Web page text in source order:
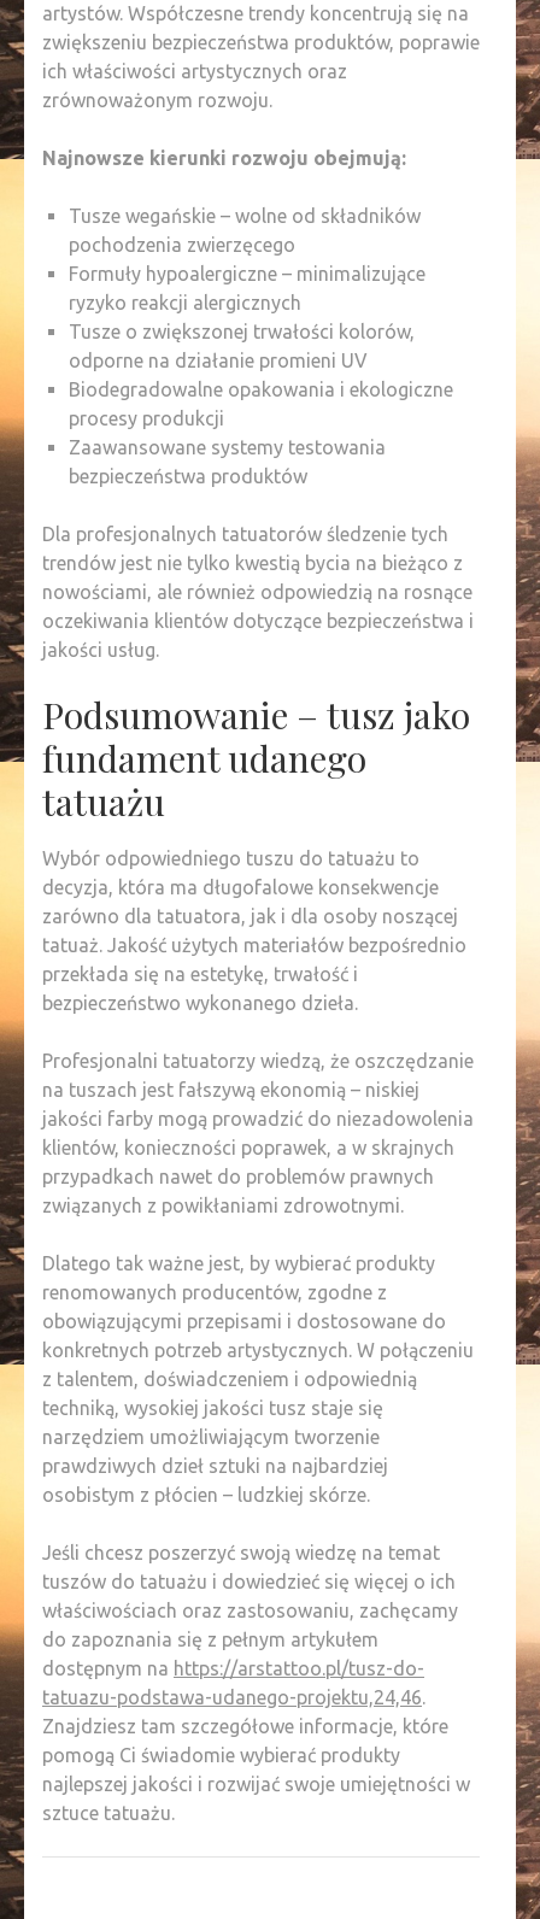
artystów. Współczesne trendy koncentrują się na
zwiększeniu bezpieczeństwa produktów, poprawie
ich właściwości artystycznych oraz
zrównoważonym rozwoju.
Najnowsze kierunki rozwoju obejmują:
Tusze wegańskie – wolne od składników
pochodzenia zwierzęcego
Formuły hypoalergiczne – minimalizujące
ryzyko reakcji alergicznych
Tusze o zwiększonej trwałości kolorów,
odporne na działanie promieni UV
Biodegradowalne opakowania i ekologiczne
procesy produkcji
Zaawansowane systemy testowania
bezpieczeństwa produktów
Dla profesjonalnych tatuatorów śledzenie tych
trendów jest nie tylko kwestią bycia na bieżąco z
nowościami, ale również odpowiedzią na rosnące
oczekiwania klientów dotyczące bezpieczeństwa i
jakości usług.
Podsumowanie – tusz jako
fundament udanego
tatuażu
Wybór odpowiedniego tuszu do tatuażu to
decyzja, która ma długofalowe konsekwencje
zarówno dla tatuatora, jak i dla osoby noszącej
tatuaż. Jakość użytych materiałów bezpośrednio
przekłada się na estetykę, trwałość i
bezpieczeństwo wykonanego dzieła.
Profesjonalni tatuatorzy wiedzą, że oszczędzanie
na tuszach jest fałszywą ekonomią – niskiej
jakości farby mogą prowadzić do niezadowolenia
klientów, konieczności poprawek, a w skrajnych
przypadkach nawet do problemów prawnych
związanych z powikłaniami zdrowotnymi.
Dlatego tak ważne jest, by wybierać produkty
renomowanych producentów, zgodne z
obowiązującymi przepisami i dostosowane do
konkretnych potrzeb artystycznych. W połączeniu
z talentem, doświadczeniem i odpowiednią
techniką, wysokiej jakości tusz staje się
narzędziem umożliwiającym tworzenie
prawdziwych dzieł sztuki na najbardziej
osobistym z płócien – ludzkiej skórze.
Jeśli chcesz poszerzyć swoją wiedzę na temat
tuszów do tatuażu i dowiedzieć się więcej o ich
właściwościach oraz zastosowaniu, zachęcamy
do zapoznania się z pełnym artykułem
dostępnym na https://arstattoo.pl/tusz-do-
tatuazu-podstawa-udanego-projektu,24,46.
Znajdziesz tam szczegółowe informacje, które
pomogą Ci świadomie wybierać produkty
najlepszej jakości i rozwijać swoje umiejętności w
sztuce tatuażu.